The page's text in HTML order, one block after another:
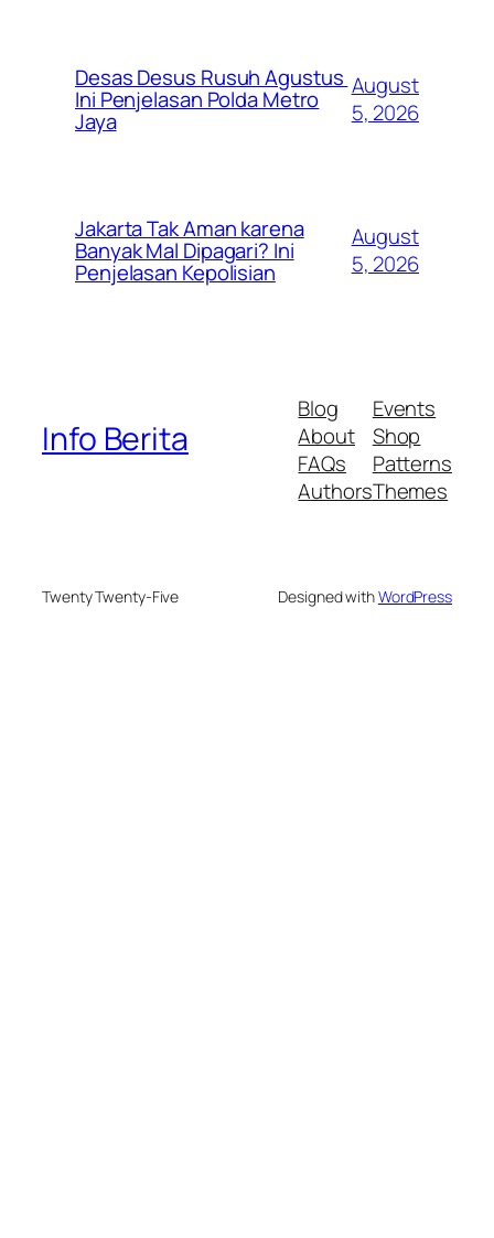
Desas Desus Rusuh Agustus
Ini Penjelasan Polda Metro
Jaya
August
5, 2026
Jakarta Tak Aman karena
Banyak Mal Dipagari? Ini
Penjelasan Kepolisian
August
5, 2026
Info Berita
Blog
About
FAQs
Authors
Events
Shop
Patterns
Themes
Twenty Twenty-Five Designed withWordPress